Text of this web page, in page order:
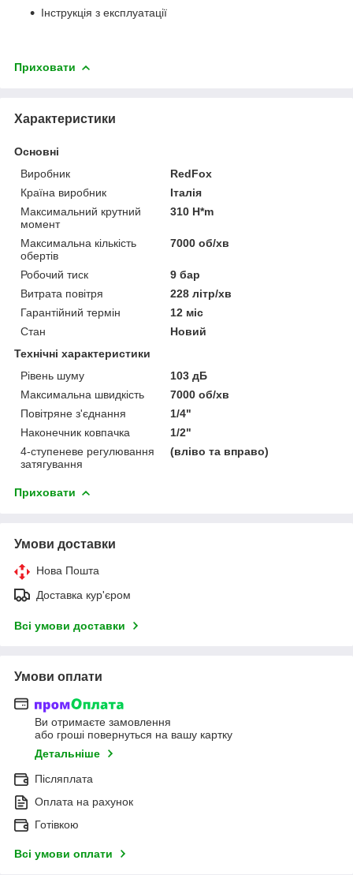
Інструкція з експлуатації
Приховати
Характеристики
Основні
Виробник
RedFox
Країна виробник
Італія
Максимальний крутний
момент
310 H*m
Максимальна кількість
обертів
7000 об/хв
Робочий тиск
9 бар
Витрата повітря
228 літр/хв
Гарантійний термін
12 міс
Стан
Новий
Технічні характеристики
Рівень шуму
103 дБ
Максимальна швидкість
7000 об/хв
Повітряне з'єднання
1/4"
Наконечник ковпачка
1/2"
4-ступеневе регулювання
затягування
(вліво та вправо)
Приховати
Умови доставки
Нова Пошта
Доставка кур'єром
Всі умови доставки
Умови оплати
Ви отримаєте замовлення
або гроші повернуться на вашу картку
Детальніше
Післяплата
Оплата на рахунок
Готівкою
Всі умови оплати